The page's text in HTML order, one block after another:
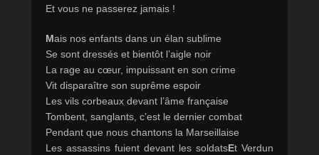
Et vous ne passerez jamais !
Mais nos enfants dans un élan sublime
Se sont dressés et bientôt l’aigle noir
La rage au cœur, impuissant en son crime
Vit disparaître son suprême espoir
Les vils corbeaux devant l’âme française
Tombent, sanglants, c’est le dernier combat
Pendant que nous chantons la Marseillaise
Les assassins fuient devant les soldatsEt Verdun